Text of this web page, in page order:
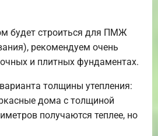
будет строиться для ПМЖ
рекомендуем очень
и плитных фундаментах.
толщины утепления:
дома с толщиной
получаются теплее, но